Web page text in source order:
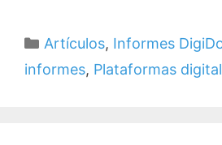
Categorías
Artículos, Informes
informes, Plataformas